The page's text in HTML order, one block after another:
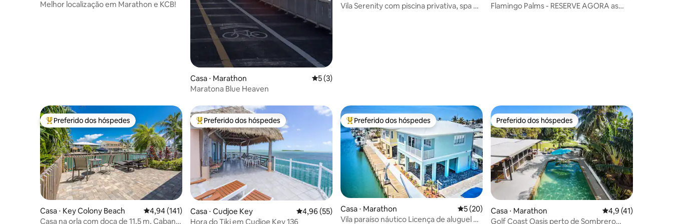
Melhor localização em Marathon e KCB!
Casa ⋅ Marathon 5 de uma avaliação média de 5, 3 avaliações
5 (3)
Maratona Blue Heaven
Vila Serenity com piscina privativa, spa e
Flamingo Palms - RESERVE AGORA as
Entre os melhores preferidos dos hóspedes
Preferido dos hóspedes
Casa ⋅ Key Colony Beach 4,94 de uma avaliação média de 5, 141 avaliações
4,94 (141)
Casa na orla com doca de 11,5 m, Cabana
Entre os melhores preferidos dos hóspedes
Preferido dos hóspedes
Casa ⋅ Cudjoe Key 4,96 de uma avaliação média de 5, 55 avaliações
4,96 (55)
Hora do Tiki em Cudjoe Key 136
Entre os melhores preferidos dos hóspedes
Preferido dos hóspedes
Casa ⋅ Marathon 5 de uma avaliação média de 5, 20 avaliações
5 (20)
Vila paraíso náutico Licença de aluguel nº
Preferido dos hóspedes
Preferido dos hóspedes
Casa ⋅ Marathon 4,9 de uma
4,9 (41)
Golf Coast Oasis perto de Sombrero